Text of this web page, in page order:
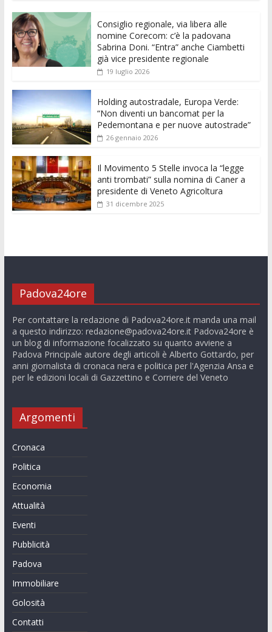
e
b
o
o
k
itt
er l
at
s
A
p
e
n
g
di
t
k
e
dI
n
di
vi
Consiglio regionale, via libera alle
nomine Corecom: c’è la padovana
Sabrina Doni. “Entra” anche Ciambetti
già vice presidente regionale
19 luglio 2026
Holding autostradale, Europa Verde:
“Non diventi un bancomat per la
Pedemontana e per nuove autostrade”
26 gennaio 2026
Il Movimento 5 Stelle invoca la “legge
anti trombati” sulla nomina di Caner a
presidente di Veneto Agricoltura
31 dicembre 2025
Padova24ore
Per contattare la redazione di Padova24ore.it manda una mail
a questo indirizzo: redazione@padova24ore.itPadova24ore è
un blog di informazione focalizzato su quanto avviene a
Padova Principale autore degli articoli è Alberto Gottardo, per
anni giornalista di cronaca nera e politica per l'Agenzia Ansa e
per le edizioni locali di Gazzettino e Corriere del Veneto
Argomenti
Cronaca
Politica
Economia
Attualità
Eventi
Pubblicità
Padova
Immobiliare
Golosità
Contatti